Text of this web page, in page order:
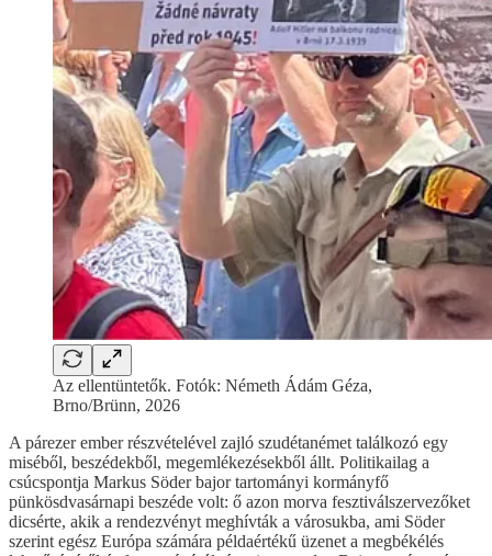
Az ellentüntetők. Fotók: Németh Ádám Géza,
Brno/Brünn, 2026
A párezer ember részvételével zajló szudétanémet találkozó egy
miséből, beszédekből, megemlékezésekből állt. Politikailag a
csúcspontja Markus Söder bajor tartományi kormányfő
pünkösdvasárnapi beszéde volt: ő azon morva fesztiválszervezőket
dicsérte, akik a rendezvényt meghívták a városukba, ami Söder
szerint egész Európa számára példaértékű üzenet a megbékélés